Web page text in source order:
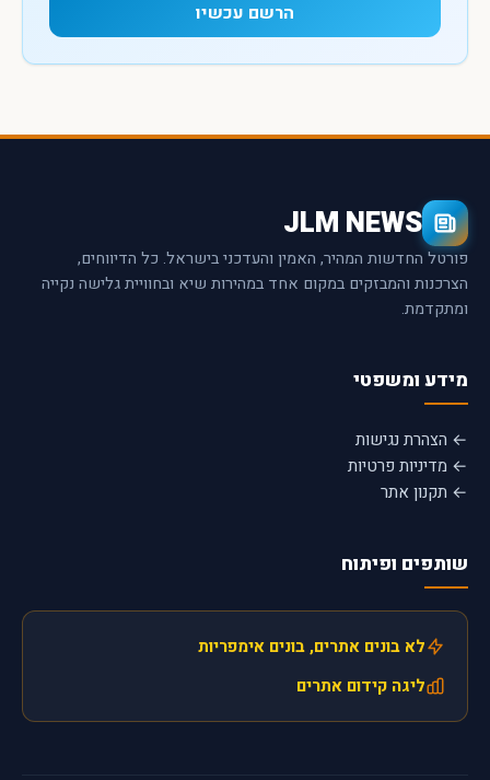
הרשם עכשיו
JLM NEWS
פורטל החדשות המהיר, האמין והעדכני בישראל. כל הדיווחים,
הצרכנות והמבזקים במקום אחד במהירות שיא ובחוויית גלישה נקייה
ומתקדמת.
מידע ומשפטי
← הצהרת נגישות
← מדיניות פרטיות
← תקנון אתר
שותפים ופיתוח
לא בונים אתרים, בונים אימפריות
ליגה קידום אתרים